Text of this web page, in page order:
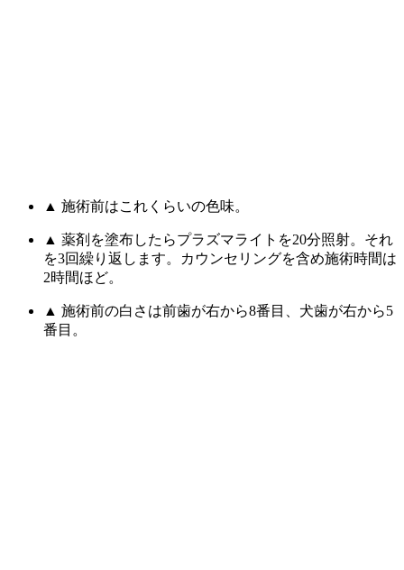
▲ 施術前はこれくらいの色味。
▲ 薬剤を塗布したらプラズマライトを20分照射。それ
を3回繰り返します。カウンセリングを含め施術時間は
2時間ほど。
▲ 施術前の白さは前歯が右から8番目、犬歯が右から5
番目。